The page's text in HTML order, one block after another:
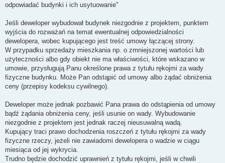
odpowiadać budynki i ich usytuowanie"
Jeśli deweloper wybudował budynek niezgodnie z projektem, punktem
wyjścia do rozważań na temat ewentualnej odpowiedzialności
dewelopera, wobec kupującego jest treść umowy łączącej strony.
W przypadku sprzedaży mieszkania np. o zmniejszonej wartości lub
użyteczności albo gdy obiekt nie ma właściwości, które wskazano w
umowie, przysługują Panu określone prawa z tytułu rękojmi za wady
fizyczne budynku. Może Pan odstąpić od umowy albo żądać obniżenia
ceny (przepisy kodeksu cywilnego).
Deweloper może jednak pozbawić Pana prawa do odstąpienia od umowy
bądź żądania obniżenia ceny, jeśli usunie on wady. Wybudowanie
niezgodnie z projektem jest jednak raczej nieusuwalną wadą.
Kupujący traci prawo dochodzenia roszczeń z tytułu rękojmi za wady
fizyczne rzeczy, jeżeli nie zawiadomi dewelopera o wadzie w ciągu
miesiąca od jej wykrycia.
Trudno będzie dochodzić uprawnień z tytułu rękojmi, jeśli w chwili